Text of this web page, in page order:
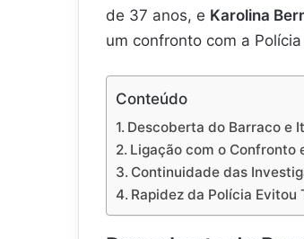
de 37 anos, e Karolina
um confronto com a
Conteúdo
Descoberta do Barraco e
Ligação com o Confronto
Continuidade das
Rapidez da Polícia Evitou